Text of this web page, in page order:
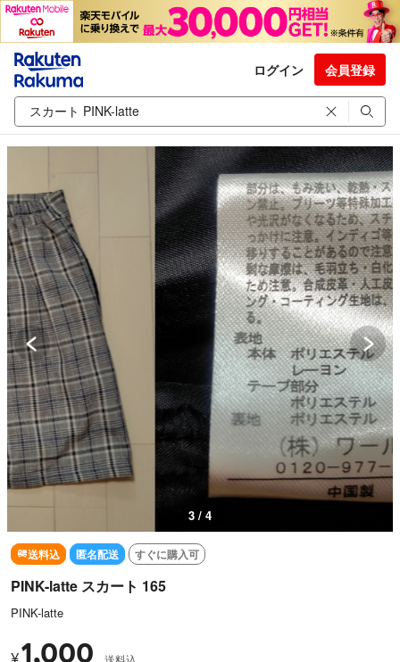
ログイン 会員登録
3 / 4
送料込 匿名配送 すぐに購入可
PINK-latte スカート 165
PINK-latte
¥1,000 送料込